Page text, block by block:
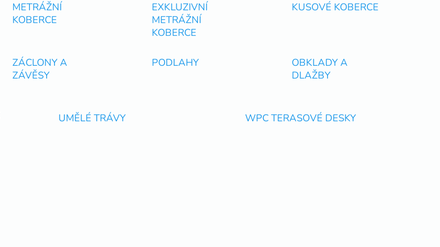
i
s
METRÁŽNÍ
KOBERCE
EXKLUZIVNÍ
METRÁŽNÍ
KOBERCE
KUSOVÉ KOBERCE
ZÁCLONY A
ZÁVĚSY
PODLAHY
OBKLADY A
DLAŽBY
UMĚLÉ TRÁVY WPC TERASOVÉ DESKY